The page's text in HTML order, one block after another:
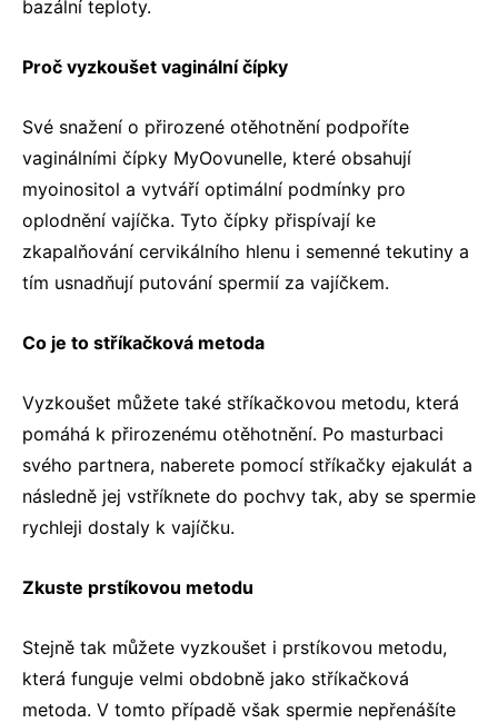
bazální teploty.
Proč vyzkoušet vaginální čípky
Své snažení o přirozené otěhotnění podpoříte
vaginálními čípky MyOovunelle, které obsahují
myoinositol a vytváří optimální podmínky pro
oplodnění vajíčka. Tyto čípky přispívají ke
zkapalňování cervikálního hlenu i semenné tekutiny a
tím usnadňují putování spermií za vajíčkem.
Co je to stříkačková metoda
Vyzkoušet můžete také stříkačkovou metodu, která
pomáhá k přirozenému otěhotnění. Po masturbaci
svého partnera, naberete pomocí stříkačky ejakulát a
následně jej vstříknete do pochvy tak, aby se spermie
rychleji dostaly k vajíčku.
Zkuste prstíkovou metodu
Stejně tak můžete vyzkoušet i prstíkovou metodu,
která funguje velmi obdobně jako stříkačková
metoda. V tomto případě však spermie nepřenášíte